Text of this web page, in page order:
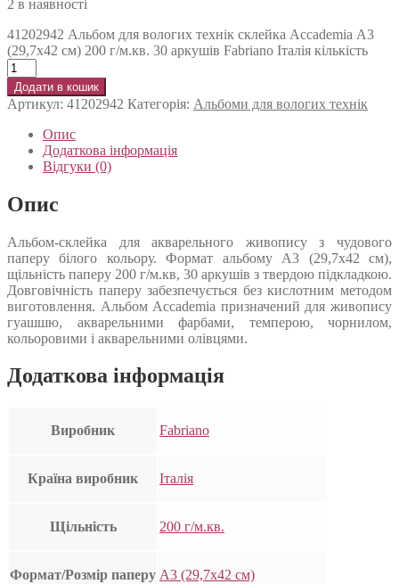
2 в наявності
41202942 Альбом для вологих технік склейка Accademia А3
(29,7х42 см) 200 г/м.кв. 30 аркушів Fabriano Італія кількість
Додати в кошик
Артикул: 41202942 Категорія: Альбоми для вологих технік
Опис
Додаткова інформація
Відгуки (0)
Опис
Альбом-склейка для акварельного живопису з чудового
паперу білого кольору. Формат альбому А3 (29,7х42 см),
щільність паперу 200 г/м.кв, 30 аркушів з твердою підкладкою.
Довговічність паперу забезпечується без кислотним методом
виготовлення. Альбом Accademia призначений для живопису
гуашшю, акварельними фарбами, темперою, чорнилом,
кольоровими і акварельними олівцями.
Додаткова інформація
Виробник Fabriano
Країна виробник Італія
Щільність 200 г/м.кв.
Формат/Розмір паперу А3 (29,7х42 см)